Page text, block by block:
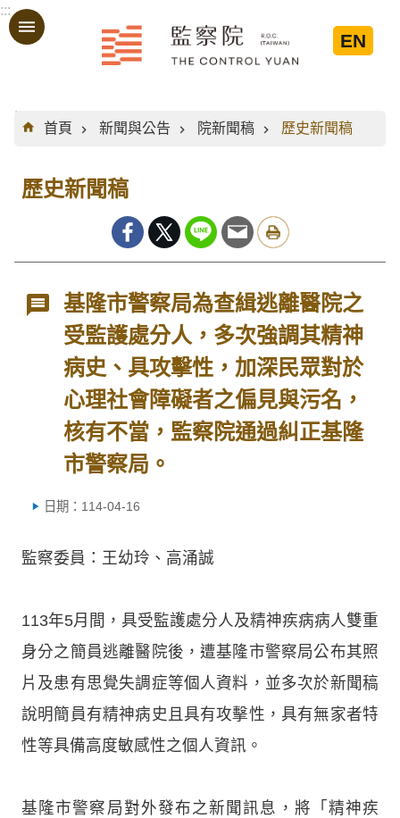
跳到主要內容區塊
:::
EN
:::
首頁
新聞與公告 院新聞稿 歷史新聞稿
歷史新聞稿
基隆市警察局為查緝逃離醫院之
受監護處分人，多次強調其精神
病史、具攻擊性，加深民眾對於
心理社會障礙者之偏見與污名，
核有不當，監察院通過糾正基隆
市警察局。
日期：114-04-16
監察委員：王幼玲、高涌誠
113年5月間，具受監護處分人及精神疾病病人雙重
身分之簡員逃離醫院後，遭基隆市警察局公布其照
片及患有思覺失調症等個人資料，並多次於新聞稿
說明簡員有精神病史且具有攻擊性，具有無家者特
性等具備高度敏感性之個人資訊。
基隆市警察局對外發布之新聞訊息，將「精神疾